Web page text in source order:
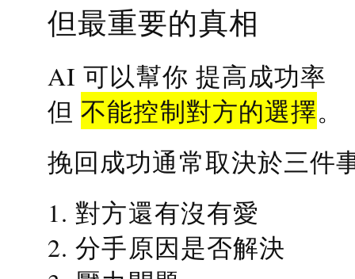
但最重要的真相
AI 可以幫你 提高成功率
但不能控制對方的選擇。
挽回成功通常取決於三件
1. 對方還有沒有愛
2. 分手原因是否解決